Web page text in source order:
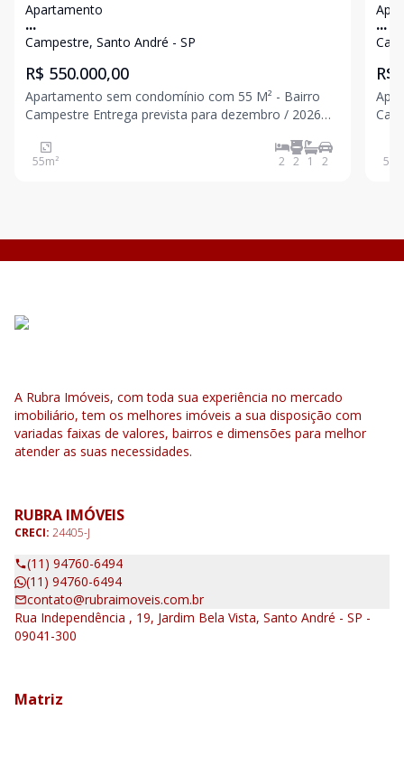
Apartamento
...
Campestre, Santo André - SP
R$ 550.000,00
Apartamento sem condomínio com 55 M² - Bairro
Campestre Entrega prevista para dezembro / 2026
Cozinha Quintal com área de serviço 2 vagas Fotos
para padrão de acabamento. Excelente loca
55m² 2 2 1 2
...
R$
Campestre
59
A Rubra Imóveis, com toda sua experiência no mercado
imobiliário, tem os melhores imóveis a sua disposição com
variadas faixas de valores, bairros e dimensões para melhor
atender as suas necessidades.
RUBRA IMÓVEIS
CRECI: 24405-J
(11) 94760-6494
(11) 94760-6494
contato@rubraimoveis.com.br
Rua Independência , 19, Jardim Bela Vista, Santo André - SP -
09041-300
Matriz